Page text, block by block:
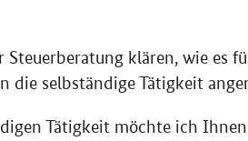
klären, wie es
die selbständige Tätigkeit
Tätigkeit möchte ich